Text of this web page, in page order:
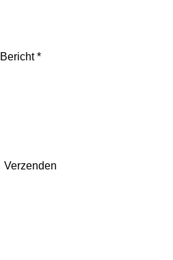
Bericht *
Verzenden